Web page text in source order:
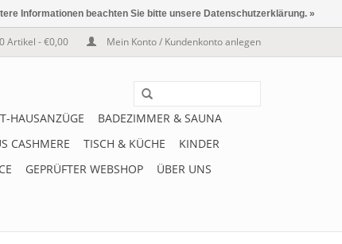
0 Artikel - €0,00 Mein Konto / Kundenkonto anlegen
HAUSANZÜGE
BADEZIMMER & SAUNA
CASHMERE TISCH & KÜCHE
KINDER
GEPRÜFTER WEBSHOP
ÜBER UNS
Informationen beachten Sie bitte unsere Datenschutzerklärung. »